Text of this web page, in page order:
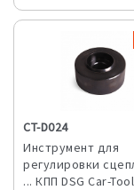
CT-D024
Инструмент для
регулировки
... КПП DSG Car-